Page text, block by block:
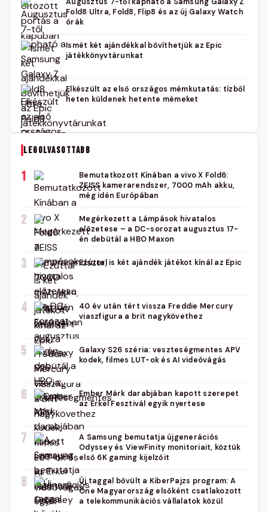
Fold8 Ultra, Fold8, Flip8 és az új Galaxy Watch
órák
Ismét két ajándékkal bővíthetjük az Epic
játékkönyvtárunkat
Elkészült az első országos mémkutatás: tízből
heten küldenek hetente mémeket
LEGOLVASOTTABB
1
Bemutatkozott Kínában a vivo X Fold6:
ZEISS kamerarendszer, 7000 mAh akku,
még idén Európában
2
Megérkezett a Lámpások hivatalos
előzetese – a DC-sorozat augusztus 17-
én debütál a HBO Maxon
3 Ezúttal is két ajándék játékot kínál az Epic
4
40 év után tért vissza Freddie Mercury
viaszfigura a brit nagykövethez
5
Galaxy S26 széria: veszteségmentes APV
kodek, filmes LUT-ok és AI videóvágás
6
Ember Márk darabjában kapott szerepet
az Erkel Fesztivál egyik nyertese
7
A Samsung bemutatja újgenerációs
Odyssey és ViewFinity monitoriait, köztük
első 6K gaming kijelzőit
8
Új taggal bővült a KiberPajzs program: A
One Magyarország elsőként csatlakozott
a telekommunikációs vállalatok közül